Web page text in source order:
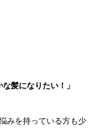
髪になりたい！」
みを持っている方も少